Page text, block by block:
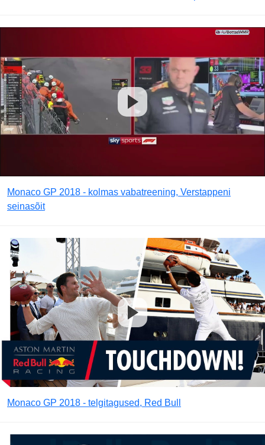
Monaco GP 2018 - kolmas vabatreening, Verstappeni
seinasõit
Monaco GP 2018 - telgitagused, Red Bull